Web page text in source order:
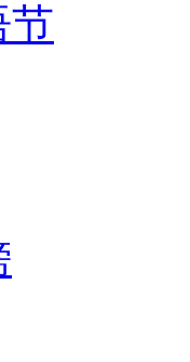
节